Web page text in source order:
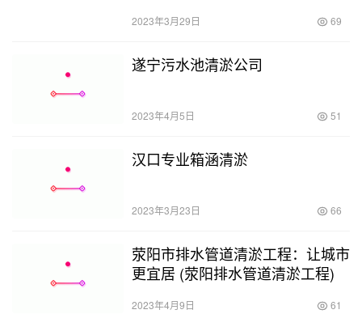
2023年3月29日 69
遂宁污水池清淤公司
2023年4月5日 51
汉口专业箱涵清淤
2023年3月23日 66
荥阳市排水管道清淤工程：让城市
更宜居 (荥阳排水管道清淤工程)
2023年4月9日 61